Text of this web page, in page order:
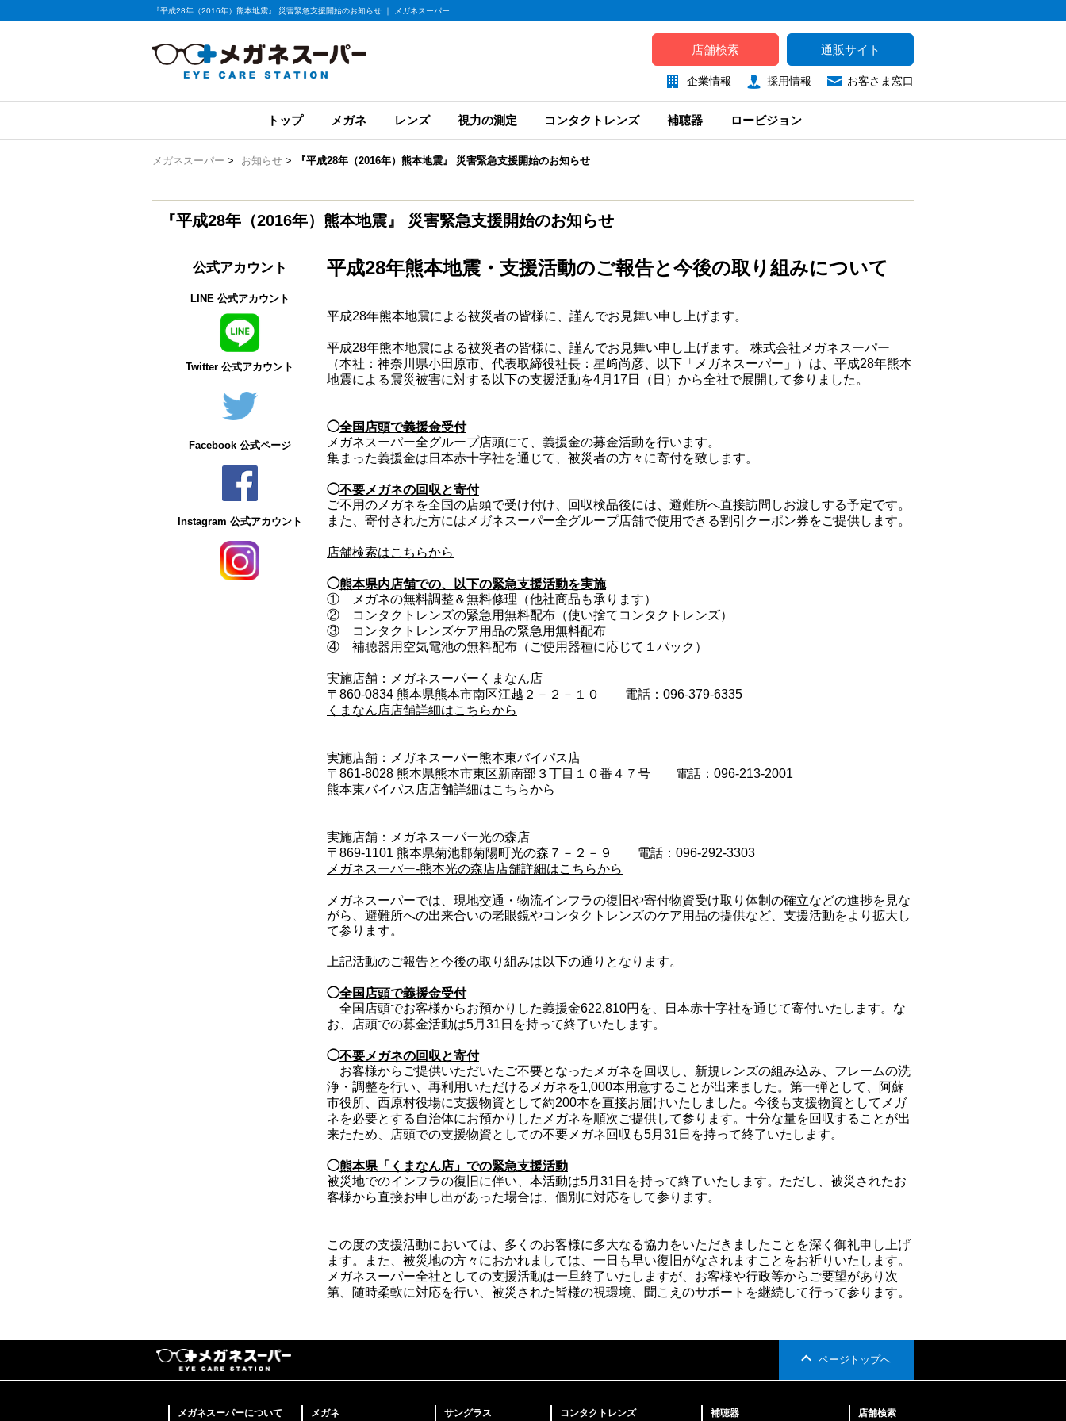
『平成28年（2016年）熊本地震』 災害緊急支援開始のお知らせ ｜ メガネスーパー
店舗検索 通販サイト
企業情報 採用情報 お客さま窓口
トップ メガネ レンズ 視力の測定 コンタクトレンズ 補聴器 ロービジョン
メガネスーパー > お知らせ > 『平成28年（2016年）熊本地震』 災害緊急支援開始のお知らせ
『平成28年（2016年）熊本地震』 災害緊急支援開始のお知らせ
平成28年熊本地震・支援活動のご報告と今後の取り組みについて
平成28年熊本地震による被災者の皆様に、謹んでお見舞い申し上げます。
平成28年熊本地震による被災者の皆様に、謹んでお見舞い申し上げます。 株式会社メガネスーパー
（本社：神奈川県小田原市、代表取締役社長：星﨑尚彦、以下「メガネスーパー」）は、平成28年熊本
地震による震災被害に対する以下の支援活動を4月17日（日）から全社で展開して参りました。
◯全国店頭で義援金受付
メガネスーパー全グループ店頭にて、義援金の募金活動を行います。
集まった義援金は日本赤十字社を通じて、被災者の方々に寄付を致します。
◯不要メガネの回収と寄付
ご不用のメガネを全国の店頭で受け付け、回収検品後には、避難所へ直接訪問しお渡しする予定です。
また、寄付された方にはメガネスーパー全グループ店舗で使用できる割引クーポン券をご提供します。
店舗検索はこちらから
◯熊本県内店舗での、以下の緊急支援活動を実施
① メガネの無料調整＆無料修理（他社商品も承ります）
② コンタクトレンズの緊急用無料配布（使い捨てコンタクトレンズ）
③ コンタクトレンズケア用品の緊急用無料配布
④ 補聴器用空気電池の無料配布（ご使用器種に応じて１パック）
実施店舗：メガネスーパーくまなん店
〒860-0834 熊本県熊本市南区江越２－２－１０ 電話：096-379-6335
くまなん店店舗詳細はこちらから
実施店舗：メガネスーパー熊本東バイパス店
〒861-8028 熊本県熊本市東区新南部３丁目１０番４７号 電話：096-213-2001
熊本東バイパス店店舗詳細はこちらから
実施店舗：メガネスーパー光の森店
〒869-1101 熊本県菊池郡菊陽町光の森７－２－９ 電話：096-292-3303
メガネスーパー-熊本光の森店店舗詳細はこちらから
メガネスーパーでは、現地交通・物流インフラの復旧や寄付物資受け取り体制の確立などの進捗を見な
がら、避難所への出来合いの老眼鏡やコンタクトレンズのケア用品の提供など、支援活動をより拡大し
て参ります。
上記活動のご報告と今後の取り組みは以下の通りとなります。
◯全国店頭で義援金受付
全国店頭でお客様からお預かりした義援金622,810円を、日本赤十字社を通じて寄付いたします。な
お、店頭での募金活動は5月31日を持って終了いたします。
◯不要メガネの回収と寄付
お客様からご提供いただいたご不要となったメガネを回収し、新規レンズの組み込み、フレームの洗
浄・調整を行い、再利用いただけるメガネを1,000本用意することが出来ました。第一弾として、阿蘇
市役所、西原村役場に支援物資として約200本を直接お届けいたしました。今後も支援物資としてメガ
ネを必要とする自治体にお預かりしたメガネを順次ご提供して参ります。十分な量を回収することが出
来たため、店頭での支援物資としての不要メガネ回収も5月31日を持って終了いたします。
◯熊本県「くまなん店」での緊急支援活動
被災地でのインフラの復旧に伴い、本活動は5月31日を持って終了いたします。ただし、被災されたお
客様から直接お申し出があった場合は、個別に対応をして参ります。
この度の支援活動においては、多くのお客様に多大なる協力をいただきましたことを深く御礼申し上げ
ます。また、被災地の方々におかれましては、一日も早い復旧がなされますことをお祈りいたします。
メガネスーパー全社としての支援活動は一旦終了いたしますが、お客様や行政等からご要望があり次
第、随時柔軟に対応を行い、被災された皆様の視環境、聞こえのサポートを継続して行って参ります。
公式アカウント
LINE 公式アカウント
Twitter 公式アカウント
Facebook 公式ページ
Instagram 公式アカウント
ページトップへ
メガネスーパーについて メガネ サングラス コンタクトレンズ 補聴器 店舗検索